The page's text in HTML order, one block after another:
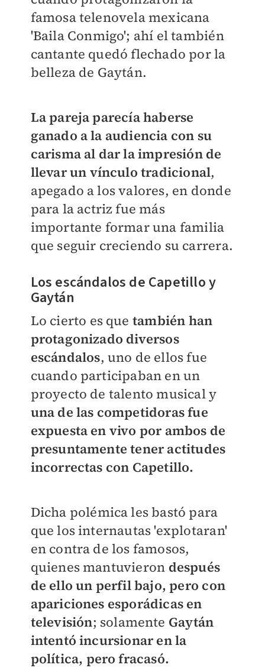
famosa telenovela mexicana
'Baila Conmigo'; ahí el también
cantante quedó flechado por la
belleza de Gaytán.
La pareja parecía haberse
ganado a la audiencia con su
carisma al dar la impresión de
llevar un vínculo tradicional,
apegado a los valores, en donde
para la actriz fue más
importante formar una familia
que seguir creciendo su carrera.
Los escándalos de Capetillo y
Gaytán
Lo cierto es que también han
protagonizado diversos
escándalos, uno de ellos fue
cuando participaban en un
proyecto de talento musical y
una de las competidoras fue
expuesta en vivo por ambos de
presuntamente tener actitudes
incorrectas con Capetillo.
Dicha polémica les bastó para
que los internautas 'explotaran'
en contra de los famosos,
quienes mantuvieron después
de ello un perfil bajo, pero con
apariciones esporádicas en
televisión; solamente Gaytán
intentó incursionar en la
política, pero fracasó.